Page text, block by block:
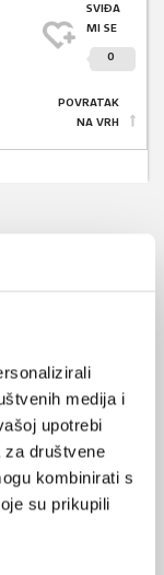
medija i
upotrebi
za društvene
kombinirati s
su prikupili
SVIĐA
MI SE
0
POVRATAK
NA VRH
živca
i